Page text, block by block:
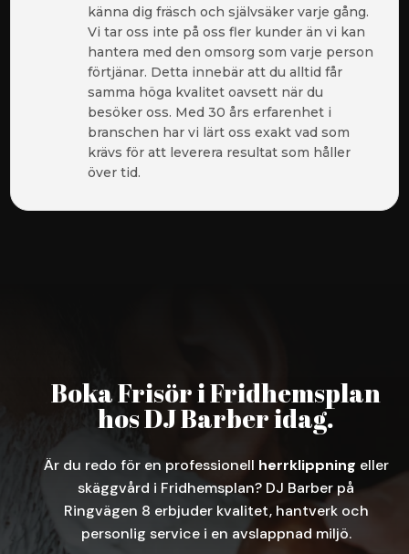
känna dig fräsch och självsäker varje gång.
Vi tar oss inte på oss fler kunder än vi kan
hantera med den omsorg som varje person
förtjänar. Detta innebär att du alltid får
samma höga kvalitet oavsett när du
besöker oss. Med 30 års erfarenhet i
branschen har vi lärt oss exakt vad som
krävs för att leverera resultat som håller
över tid.
Boka Frisör i Fridhemsplan
hos DJ Barber idag.
Är du redo för en professionell herrklippning eller
skäggvård i Fridhemsplan? DJ Barber på
Ringvägen 8 erbjuder kvalitet, hantverk och
personlig service i en avslappnad miljö.